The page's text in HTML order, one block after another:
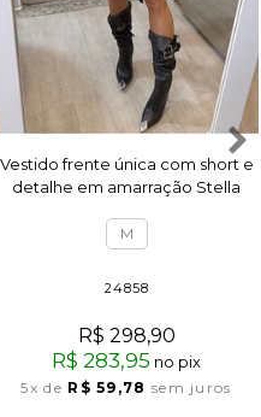
Vestido frente única com short e
detalhe em amarração Stella
M
24858
R$ 298,90
R$ 283,95 no pix
5x de R$ 59,78 sem juros